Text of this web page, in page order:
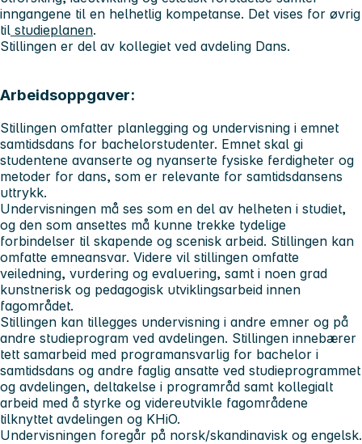
inngangene til en helhetlig kompetanse. Det vises for øvrig
til studieplanen.
Stillingen er del av kollegiet ved avdeling Dans.
Arbeidsoppgaver:
Stillingen omfatter planlegging og undervisning i emnet
samtidsdans for bachelorstudenter. Emnet skal gi
studentene avanserte og nyanserte fysiske ferdigheter og
metoder for dans, som er relevante for samtidsdansens
uttrykk.
Undervisningen må ses som en del av helheten i studiet,
og den som ansettes må kunne trekke tydelige
forbindelser til skapende og scenisk arbeid. Stillingen kan
omfatte emneansvar. Videre vil stillingen omfatte
veiledning, vurdering og evaluering, samt i noen grad
kunstnerisk og pedagogisk utviklingsarbeid innen
fagområdet.
Stillingen kan tillegges undervisning i andre emner og på
andre studieprogram ved avdelingen. Stillingen innebærer
tett samarbeid med programansvarlig for bachelor i
samtidsdans og andre faglig ansatte ved studieprogrammet
og avdelingen, deltakelse i programråd samt kollegialt
arbeid med å styrke og videreutvikle fagområdene
tilknyttet avdelingen og KHiO.
Undervisningen foregår på norsk/skandinavisk og engelsk.